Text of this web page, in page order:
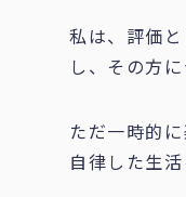
私は、評価
し、その方
ただ一時的
自律した生